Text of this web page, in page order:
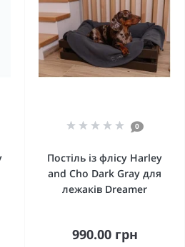
0
Постіль із флісу Harley
and Cho Dark Gray для
лежаків Dreamer
990.00 грн